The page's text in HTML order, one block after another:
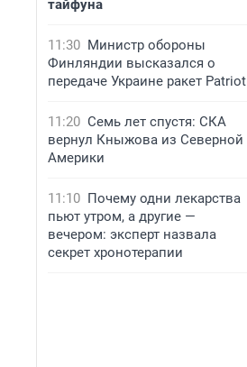
тайфуна
11:30 Министр обороны
Финляндии высказался о
передаче Украине ракет Patriot
11:20 Семь лет спустя: СКА
вернул Кныжова из Северной
Америки
11:10 Почему одни лекарства
пьют утром, а другие —
вечером: эксперт назвала
секрет хронотерапии